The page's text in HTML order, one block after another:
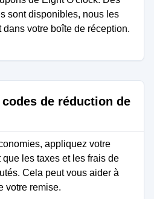
sont disponibles, nous les
votre boîte de réception.
de réduction de
appliquez votre
les taxes et les frais de
Cela peut vous aider à
votre remise.